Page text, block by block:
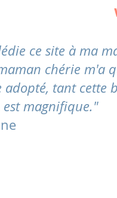
ce site à ma
chérie m'a
adopté, tant cette
magnifique."